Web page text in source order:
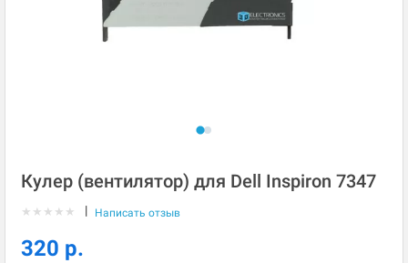
Кулер (вентилятор) для Dell Inspiron 7347
★ ★ ★ ★ ★ | Написать отзыв
320 р.